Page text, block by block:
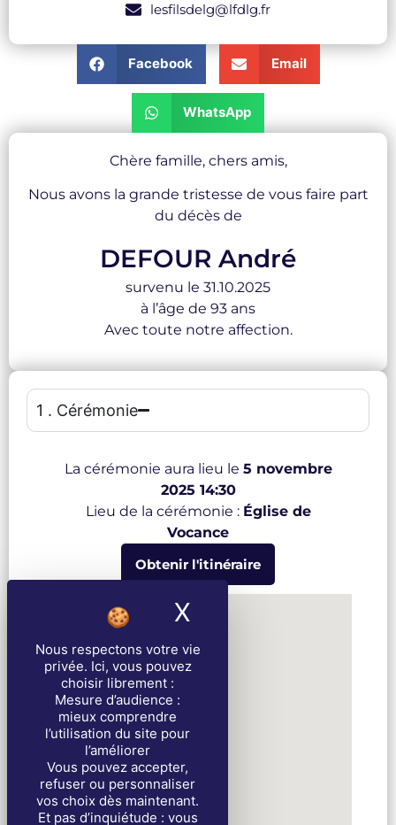
Nous respectons votre vie
privée. Ici, vous pouvez
choisir librement :
Mesure d’audience :
mieux comprendre
l’utilisation du site pour
l’améliorer
Vous pouvez accepter,
refuser ou personnaliser
vos choix dès maintenant.
Et pas d’inquiétude : vous
X
Chère famille, chers amis,
Nous avons la grande tristesse de vous faire part
du décès de
DEFOUR André
survenu le 31.10.2025
à l’âge de 93 ans
Avec toute notre affection.
1 . Cérémonie
La cérémonie aura lieu le 5 novembre
2025 14:30
Lieu de la cérémonie : Église de
Vocance
Obtenir l'itinéraire
lesfilsdelg@lfdlg.fr
Facebook Email
WhatsApp